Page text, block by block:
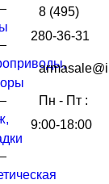
8 (495)
280-36-31
Пн - Пт :
9:00-18:00